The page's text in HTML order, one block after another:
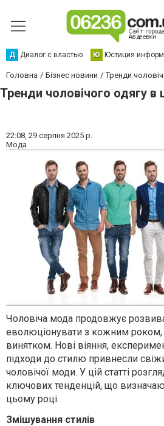
Д Диалог с властью Ю Юстиция
Головна Бізнес новини Тренди
Тренди чоловічого одягу в
22:08, 29 серпня 2025 р.
Мода
Чоловіча мода продовжує
еволюціонувати з кожним роком,
винятком. Нові віяння,
підходи до стилю привнесли
чоловічої моди. У цій статті
ключових тенденцій, що
цьому році.
Змішування стилів